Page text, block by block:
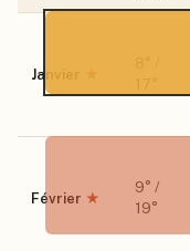
Janvier
Février ★
9° /
19°